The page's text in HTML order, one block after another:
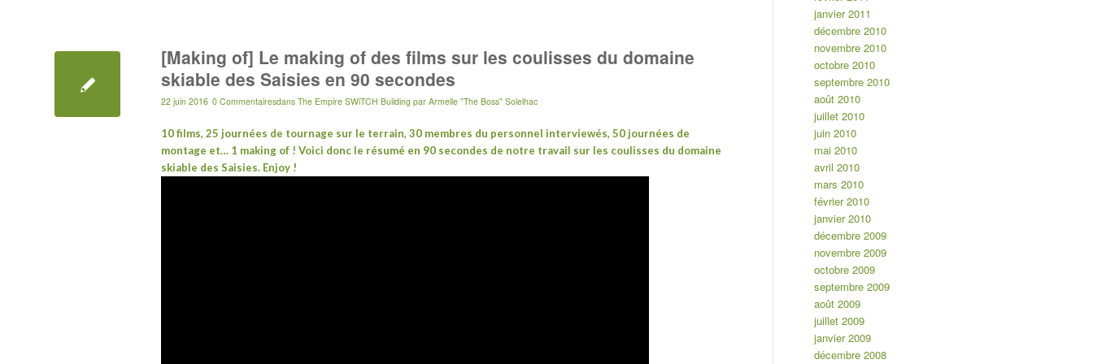
[Making of] Le making of des films sur les coulisses du domaine
skiable des Saisies en 90 secondes
22 juin 2016 0 Commentairesdans The Empire SWiTCH Building par Armelle "The Boss" Solelhac
10 films, 25 journées de tournage sur le terrain, 30 membres du personnel interviewés, 50 journées de
montage et… 1 making of ! Voici donc le résumé en 90 secondes de notre travail sur les coulisses du domaine
skiable des Saisies. Enjoy !
janvier 2011
décembre 2010
novembre 2010
octobre 2010
septembre 2010
août 2010
juillet 2010
juin 2010
mai 2010
avril 2010
mars 2010
février 2010
janvier 2010
décembre 2009
novembre 2009
octobre 2009
septembre 2009
août 2009
juillet 2009
janvier 2009
décembre 2008